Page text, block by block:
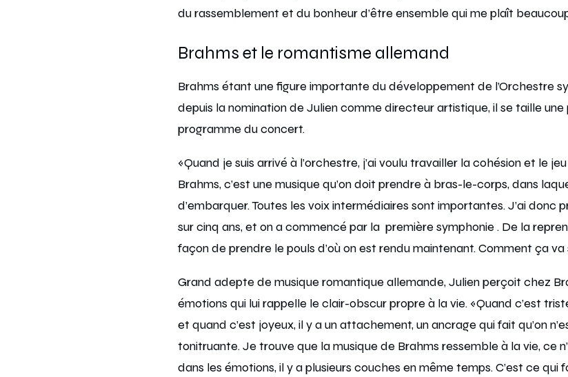
du rassemblement et du bonheur d’être ensemble qui me plaît
Brahms et le romantisme allemand
Brahms étant une figure importante du développement de l’Orchestre
depuis la nomination de Julien comme directeur artistique, il se taille
programme du concert.
«Quand je suis arrivé à l’orchestre, j’ai voulu travailler la cohésion et le
Brahms, c’est une musique qu’on doit prendre à bras-le-corps, dans
d’embarquer. Toutes les voix intermédiaires sont importantes. J’ai donc
sur cinq ans, et on a commencé par la première symphonie . De la
façon de prendre le pouls d’où on est rendu maintenant. Comment ça
Grand adepte de musique romantique allemande, Julien perçoit chez
émotions qui lui rappelle le clair-obscur propre à la vie. «Quand c’est
et quand c’est joyeux, il y a un attachement, un ancrage qui fait qu’on
tonitruante. Je trouve que la musique de Brahms ressemble à la vie, ce
dans les émotions, il y a plusieurs couches en même temps. C’est ce qui